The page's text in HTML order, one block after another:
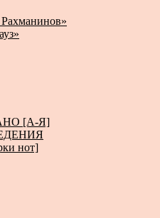
[А-Я]
нот]